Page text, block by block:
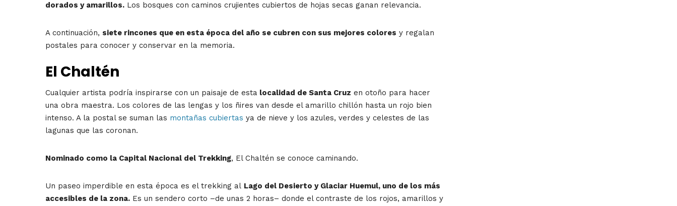
dorados y amarillos. Los bosques con caminos crujientes cubiertos de hojas secas ganan relevancia.
A continuación, siete rincones que en esta época del año se cubren con sus mejores colores y regalan
postales para conocer y conservar en la memoria.
El Chaltén
Cualquier artista podría inspirarse con un paisaje de esta localidad de Santa Cruz en otoño para hacer
una obra maestra. Los colores de las lengas y los ñires van desde el amarillo chillón hasta un rojo bien
intenso. A la postal se suman las montañas cubiertas ya de nieve y los azules, verdes y celestes de las
lagunas que las coronan.
Nominado como la Capital Nacional del Trekking, El Chaltén se conoce caminando.
Un paseo imperdible en esta época es el trekking al Lago del Desierto y Glaciar Huemul, uno de los más
accesibles de la zona. Es un sendero corto –de unas 2 horas– donde el contraste de los rojos, amarillos y